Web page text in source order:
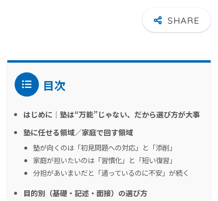
目次
はじめに｜塾は“万能”じゃない、だから選び方が大事
塾に任せる領域／家庭で回す領域
塾が向くのは「初見問題への対応」と「添削」
家庭が担いたいのは「習慣化」と「短い復習」
分担があいまいだと「通っているのに不安」が続く
目的別（基礎・記述・面接）の選び方